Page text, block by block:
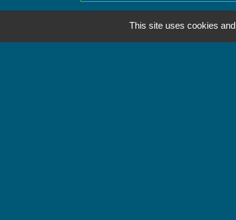
This site uses cookies